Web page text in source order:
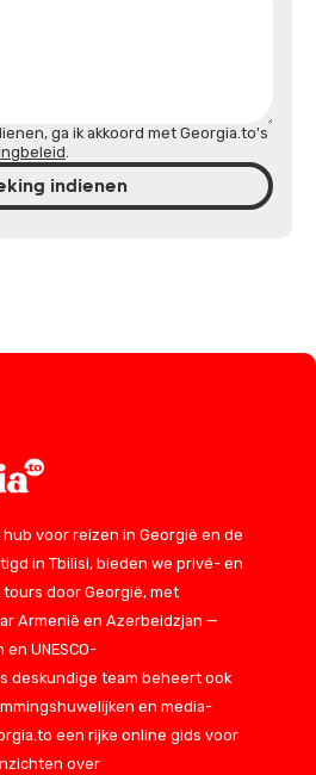
ga ik akkoord met Georgia.to's
.
indienen
voor reizen in Georgië en de
in Tbilisi, bieden we privé- en
door Georgië, met
Armenië en Azerbeidzjan —
UNESCO-
deskundige team beheert ook
en media-
een rijke online gids voor
over